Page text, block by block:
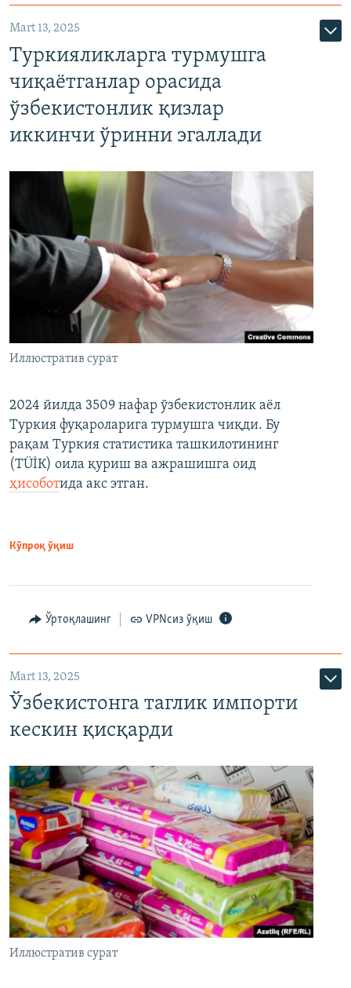
Mart 13, 2025
Туркияликларга турмушга
чиқаётганлар орасида
ўзбекистонлик қизлар
иккинчи ўринни эгаллади
Иллюстратив сурат
2024 йилда 3509 нафар ўзбекистонлик аёл
Туркия фуқароларига турмушга чиқди. Бу
рақам Туркия статистика ташкилотининг
(ТÜİК) оила қуриш ва ажрашишга оид
ҳисоботида акс этган.
Кўпроқ ўқиш
Ўртоқлашинг VPNсиз ўқиш
Mart 13, 2025
Ўзбекистонга таглик импорти
кескин қисқарди
Иллюстратив сурат